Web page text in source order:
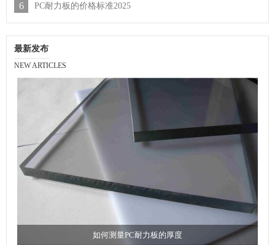
6 PC耐力板的价格标准2025
最新发布
NEW ARTICLES
如何测量PC耐力板的厚度